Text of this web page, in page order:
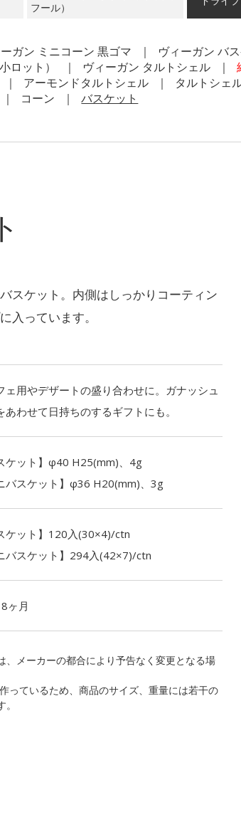
フール）
ガン ミニコーン 黒ゴマ ヴィーガン バ
ロット） ヴィーガン タルトシェル
アーモンドタルトシェル タルトシェ
コーン バスケット
スケット。内側はしっかりコーティン
入っています。
ェ用やデザートの盛り合わせに。ガナッシュ
あわせて日持ちのするギフトにも。
ケット】φ40 H25(mm)、4g
バスケット】φ36 H20(mm)、3g
ケット】120入(30×4)/ctn
バスケット】294入(42×7)/ctn
ヶ月
メーカーの都合により予告なく変更となる場
っているため、商品のサイズ、重量には若干の
。